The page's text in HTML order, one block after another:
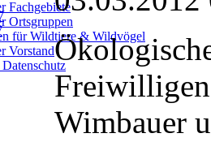
Fachgebiete
Ortsgruppen
für Wildtiere & Wildvögel
Vorstand
Wimbauer